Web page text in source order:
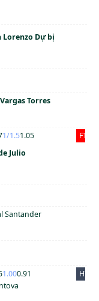
Lorenzo Dự bị
Torres
1/1.51.05
FT
Julio
Santander
1.000.91
HT